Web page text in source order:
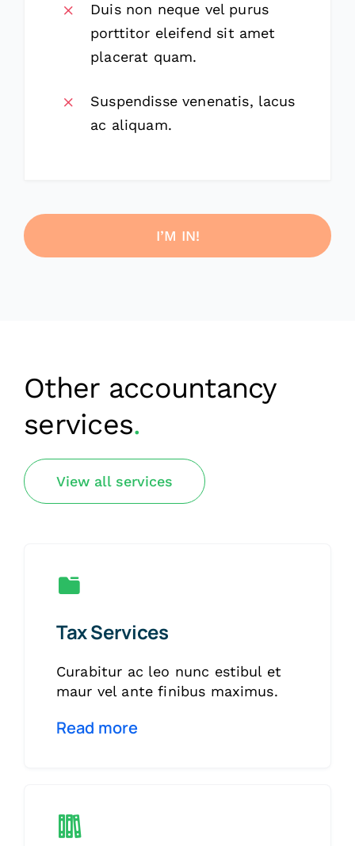
Duis non neque vel purus
porttitor eleifend sit amet
placerat quam.
Suspendisse venenatis, lacus
ac aliquam.
I’M IN!
Other accountancy
services.
View all services
Tax Services
Curabitur ac leo nunc estibul et
maur vel ante finibus maximus.
Read more